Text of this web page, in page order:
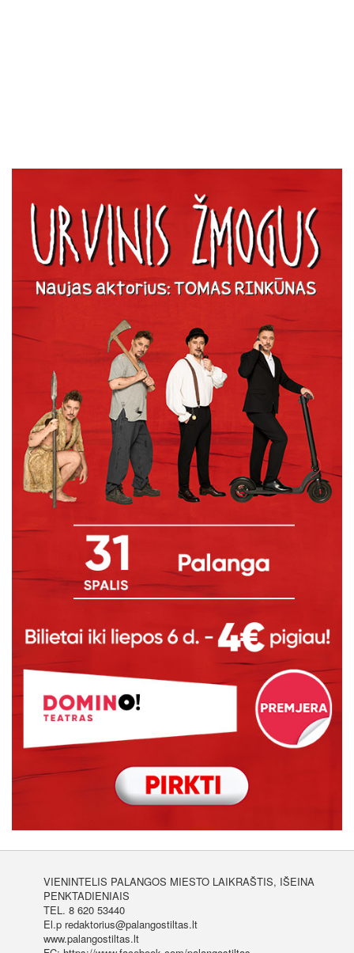
VIENINTELIS PALANGOS MIESTO LAIKRAŠTIS, IŠEINA
PENKTADIENIAIS
TEL. 8 620 53440
El.p redaktorius@palangostiltas.lt
www.palangostiltas.lt